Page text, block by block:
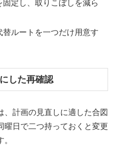
定し、取りこぼしを減ら
ルートを一つだけ用意す
した再確認
計画の見直しに適した合図
曜日で二つ持っておくと変更